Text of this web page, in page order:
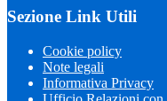
Sezione Link Utili
Cookie policy
Note legali
Informativa Privacy